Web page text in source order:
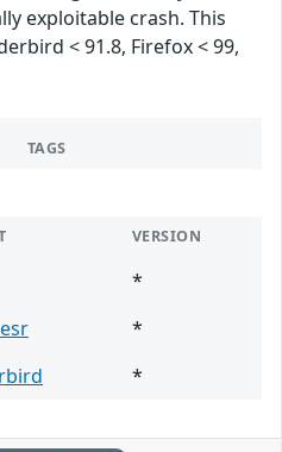
exploitable crash. This
< 91.8, Firefox < 99,
TAGS
VERSION
*
*
*